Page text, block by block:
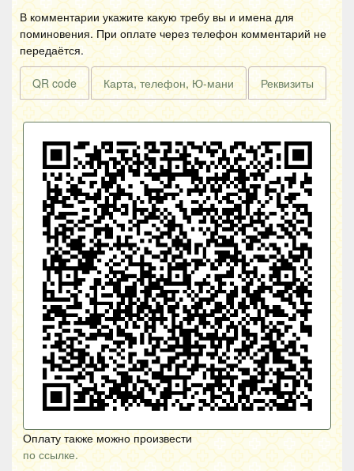
В комментарии укажите какую требу вы и имена для
поминовения. При оплате через телефон комментарий не
передаётся.
QR code Карта, телефон, Ю-мани Реквизиты
Оплату также можно произвести
по ссылке.